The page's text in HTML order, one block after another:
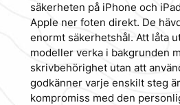
säkerheten på iPhone och
Apple ner foten direkt. De
enormt säkerhetshål. Att låta
modeller verka i bakgrunden
skrivbehörighet utan att
godkänner varje enskilt steg
kompromiss med den